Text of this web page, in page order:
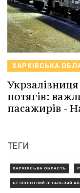
ХАРКІВСЬКА
потягів:
пасажирів -
ТЕГИ
ХАРКІВСЬКА ОБЛАСТЬ
БЕЗПІЛОТНИЙ ЛІТАЛЬНИЙ